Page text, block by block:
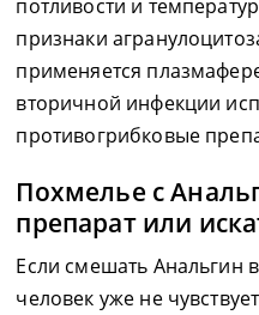
потливости и
признаки
применяется
вторичной инфекции
противогрибковые
Похмелье с
препарат или
Если смешать Анальгин
человек уже не